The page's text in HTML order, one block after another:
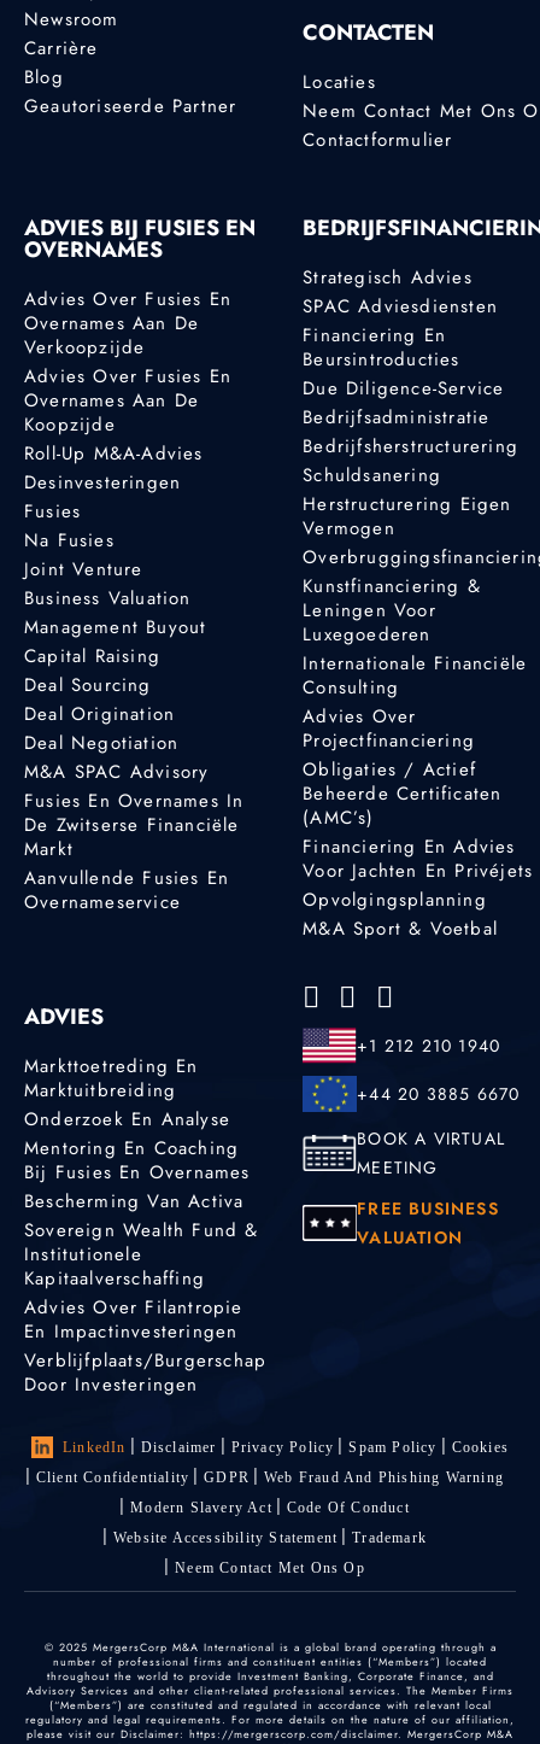
Newsroom
Carrière
Blog
Geautoriseerde Partner
CONTACTEN
Locaties
Neem Contact Met Ons
Contactformulier
ADVIES BIJ FUSIES EN
OVERNAMES
Advies Over Fusies En
Overnames Aan De
Verkoopzijde
Advies Over Fusies En
Overnames Aan De
Koopzijde
Roll-Up M&A-Advies
Desinvesteringen
Fusies
Na Fusies
Joint Venture
Business Valuation
Management Buyout
Capital Raising
Deal Sourcing
Deal Origination
Deal Negotiation
M&A SPAC Advisory
Fusies En Overnames In
De Zwitserse Financiële
Markt
Aanvullende Fusies En
Overnameservice
Strategisch Advies
SPAC Adviesdiensten
Financiering En
Beursintroducties
Due Diligence-Service
Bedrijfsadministratie
Bedrijfsherstructurering
Schuldsanering
Herstructurering Eigen
Vermogen
Kunstfinanciering &
Leningen Voor
Luxegoederen
Internationale Financiële
Consulting
Advies Over
Projectfinanciering
Obligaties / Actief
Beheerde Certificaten
(AMC’s)
Financiering En Advies
Voor Jachten En Privéjets
Opvolgingsplanning
M&A Sport & Voetbal
ADVIES
Markttoetreding En
Marktuitbreiding
Onderzoek En Analyse
Mentoring En Coaching
Bij Fusies En Overnames
Bescherming Van Activa
Sovereign Wealth Fund &
Institutionele
Kapitaalverschaffing
Advies Over Filantropie
En Impactinvesteringen
Verblijfplaats/burgerschap
Door Investeringen
+1 212 210 1940
+44 20 3885 6670
BOOK A VIRTUAL
MEETING
FREE BUSINESS
VALUATION
LinkedIn Disclaimer Privacy Policy Spam Policy
Cookies
Client Confidentiality
GDPR
Web Fraud And Phishing Warning
Modern Slavery Act
Code Of Conduct
Website Accessibility Statement
Trademark
Neem Contact Met Ons Op
© 2025 MergersCorp M&A International is a global brand operating through a
number of professional firms and constituent entities (“Members”) located
throughout the world to provide Investment Banking, Corporate Finance, and
Advisory Services and other client-related professional services. The Member Firms
(“Members”) are constituted and regulated in accordance with relevant local
regulatory and legal requirements. For more details on the nature of our affiliation,
please visit our Disclaimer: https://mergerscorp.com/disclaimer. MergersCorp M&A